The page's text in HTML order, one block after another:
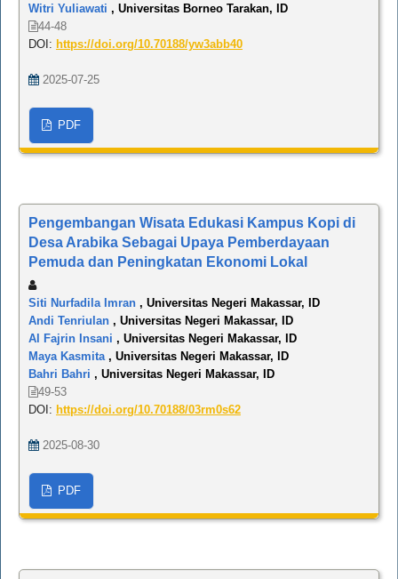
Witri Yuliawati , Universitas Borneo Tarakan, ID
44-48
DOI: https://doi.org/10.70188/yw3abb40
2025-07-25
PDF
Pengembangan Wisata Edukasi Kampus Kopi di
Desa Arabika Sebagai Upaya Pemberdayaan
Pemuda dan Peningkatan Ekonomi Lokal
Siti Nurfadila Imran , Universitas Negeri Makassar, ID
Andi Tenriulan , Universitas Negeri Makassar, ID
Al Fajrin Insani , Universitas Negeri Makassar, ID
Maya Kasmita , Universitas Negeri Makassar, ID
Bahri Bahri , Universitas Negeri Makassar, ID
49-53
DOI: https://doi.org/10.70188/03rm0s62
2025-08-30
PDF